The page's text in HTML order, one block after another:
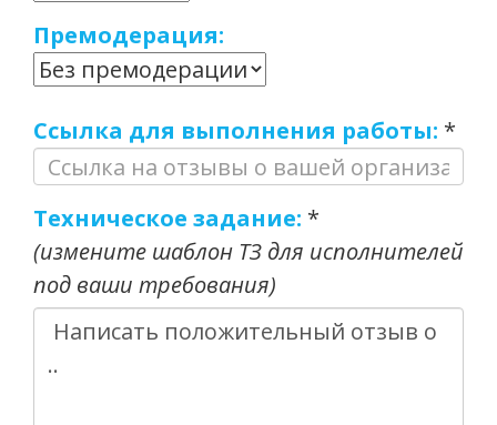
Премодерация:
Ссылка для выполнения работы: *
Техническое задание: *
(измените шаблон ТЗ для исполнителей
под ваши требования)